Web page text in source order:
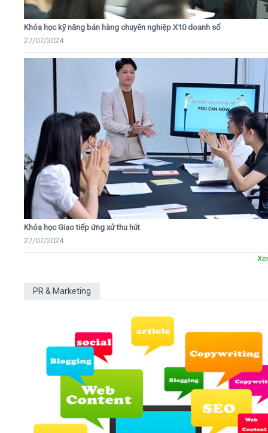
Khóa học kỹ năng bán hàng chuyên nghiệp X10 doanh số
27/07/2024
Khóa học Giao tiếp ứng xử thu hút
27/07/2024
PR & Marketing